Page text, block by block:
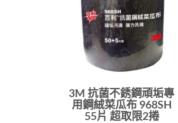
3M 抗菌不銹鋼頑垢專
用鋼絨菜瓜布 968SH
55片 超取限2捲